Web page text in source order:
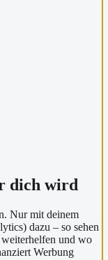
dich wird
Nur mit deinem
dazu – so sehen
und wo
Werbung